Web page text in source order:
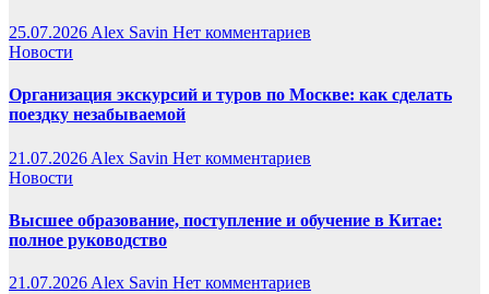
25.07.2026 Alex Savin Нет комментариев
Новости
Организация экскурсий и туров по Москве: как сделать
поездку незабываемой
21.07.2026 Alex Savin Нет комментариев
Новости
Высшее образование, поступление и обучение в Китае:
полное руководство
21.07.2026 Alex Savin Нет комментариев